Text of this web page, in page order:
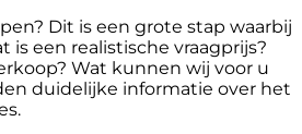
Dit is een grote stap waarbij
is een realistische vraagprijs?
Wat kunnen wij voor u
duidelijke informatie over het